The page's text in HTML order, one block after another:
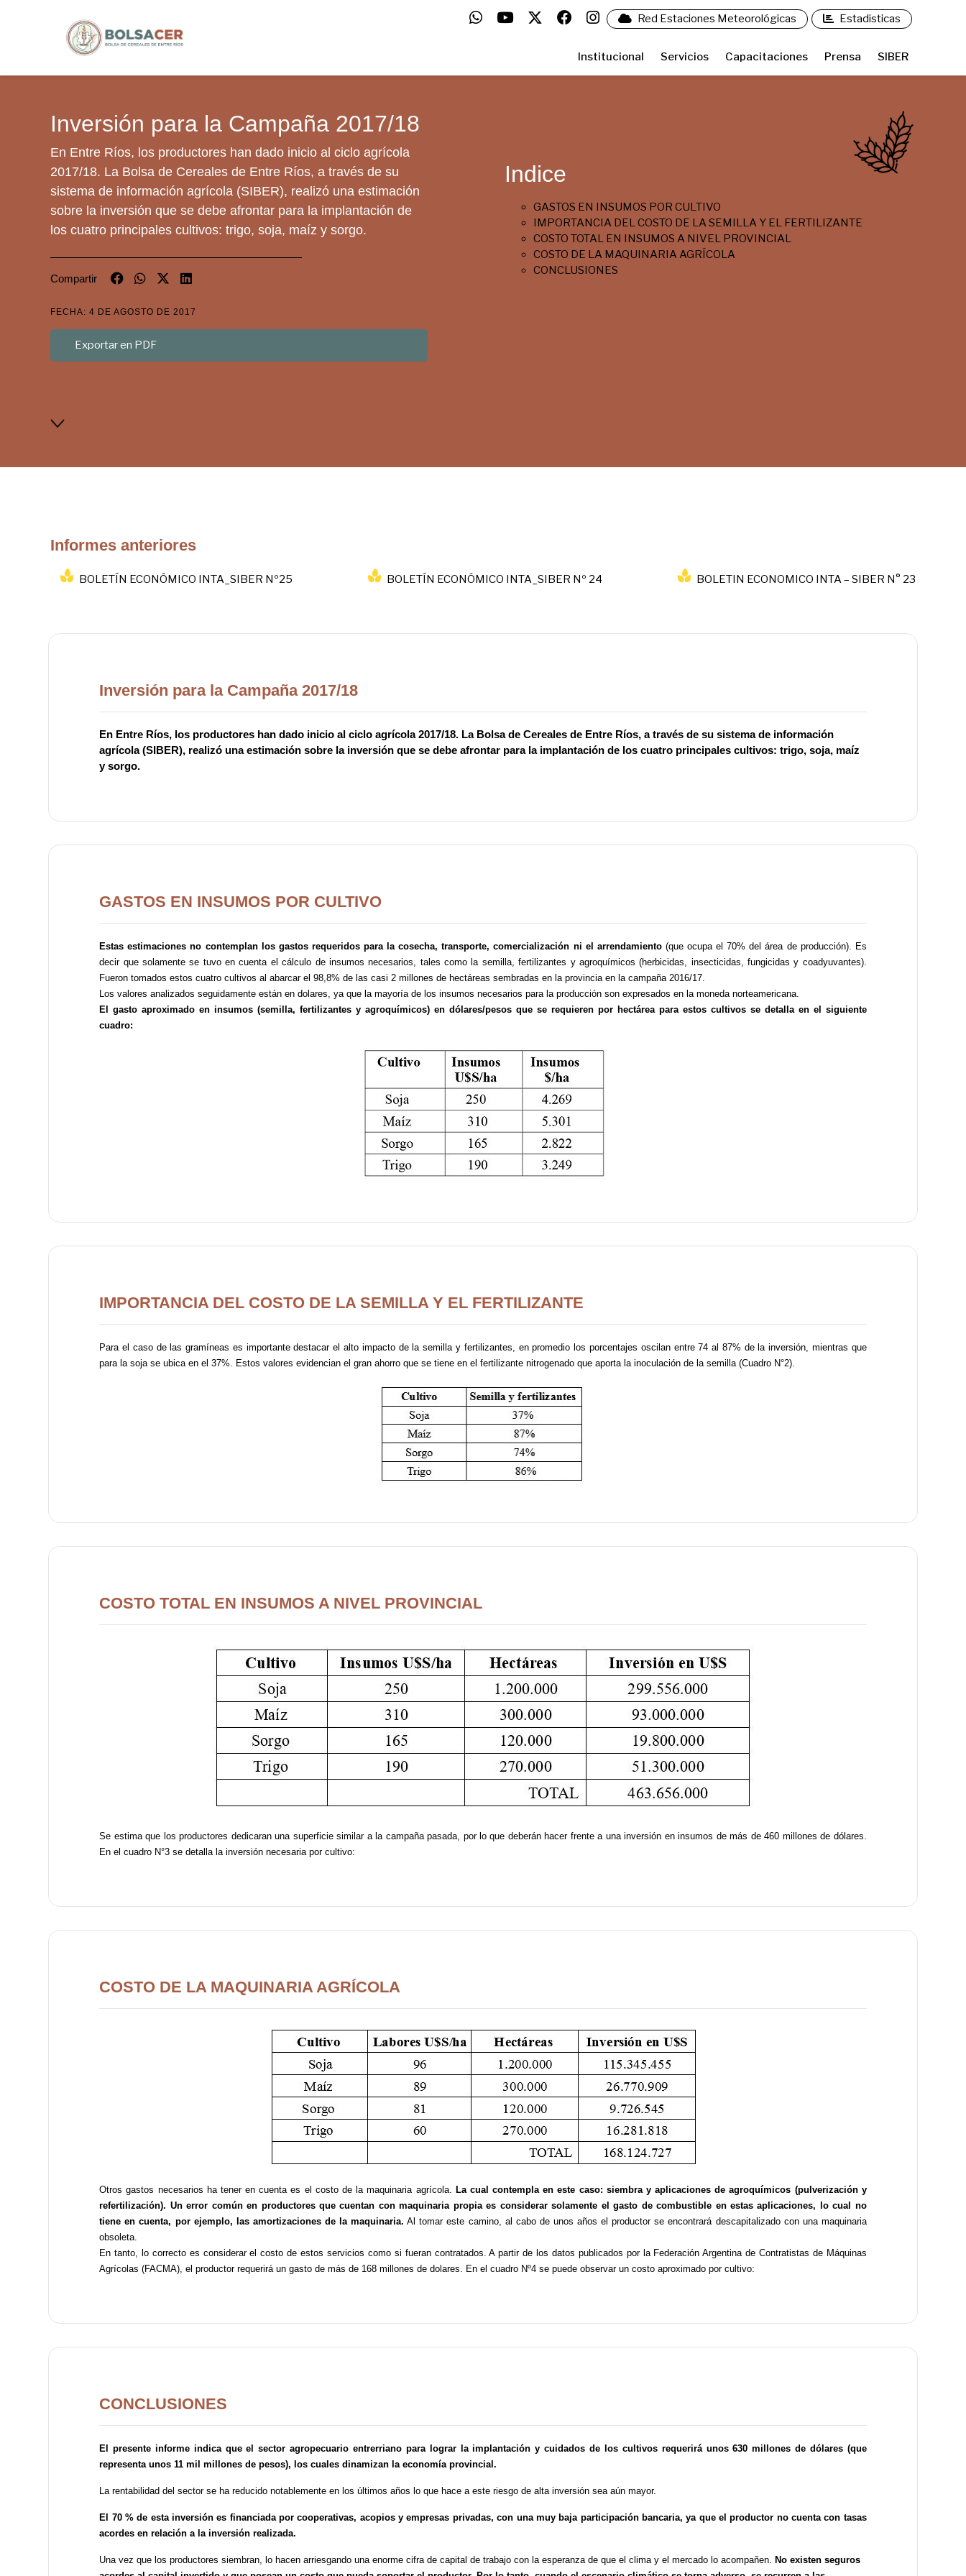
Institucional Servicios Capacitaciones Prensa SIBER
Red Estaciones Meteorológicas Estadisticas
Inversión para la Campaña 2017/18
En Entre Ríos, los productores han dado inicio al ciclo agrícola
2017/18. La Bolsa de Cereales de Entre Ríos, a través de su
sistema de información agrícola (SIBER), realizó una estimación
sobre la inversión que se debe afrontar para la implantación de
los cuatro principales cultivos: trigo, soja, maíz y sorgo.
Compartir
FECHA: 4 DE AGOSTO DE 2017
Exportar en PDF
Indice
GASTOS EN INSUMOS POR CULTIVO
IMPORTANCIA DEL COSTO DE LA SEMILLA Y EL FERTILIZANTE
COSTO TOTAL EN INSUMOS A NIVEL PROVINCIAL
COSTO DE LA MAQUINARIA AGRÍCOLA
CONCLUSIONES
Informes anteriores
BOLETÍN ECONÓMICO INTA_SIBER Nº25 BOLETÍN ECONÓMICO INTA_SIBER Nº 24 BOLETIN ECONOMICO INTA – SIBER N° 23
Inversión para la Campaña 2017/18
En Entre Ríos, los productores han dado inicio al ciclo agrícola 2017/18. La Bolsa de Cereales de Entre Ríos, a través de su sistema de información
agrícola (SIBER), realizó una estimación sobre la inversión que se debe afrontar para la implantación de los cuatro principales cultivos: trigo, soja, maíz
y sorgo.
GASTOS EN INSUMOS POR CULTIVO
Estas estimaciones no contemplan los gastos requeridos para la cosecha, transporte, comercialización ni el arrendamiento(que ocupa el 70% del área de producción). Es
decir que solamente se tuvo en cuenta el cálculo de insumos necesarios, tales como la semilla, fertilizantes y agroquímicos (herbicidas, insecticidas, fungicidas y coadyuvantes).
Fueron tomados estos cuatro cultivos al abarcar el 98,8% de las casi 2 millones de hectáreas sembradas en la provincia en la campaña 2016/17.
Los valores analizados seguidamente están en dolares, ya que la mayoría de los insumos necesarios para la producción son expresados en la moneda norteamericana.
El gasto aproximado en insumos (semilla, fertilizantes y agroquímicos) en dólares/pesos que se requieren por hectárea para estos cultivos se detalla en el siguiente
cuadro:
IMPORTANCIA DEL COSTO DE LA SEMILLA Y EL FERTILIZANTE
Para el caso de las gramíneas es importante destacar el alto impacto de la semilla y fertilizantes, en promedio los porcentajes oscilan entre 74 al 87% de la inversión, mientras que
para la soja se ubica en el 37%. Estos valores evidencian el gran ahorro que se tiene en el fertilizante nitrogenado que aporta la inoculación de la semilla (Cuadro N°2).
COSTO TOTAL EN INSUMOS A NIVEL PROVINCIAL
Se estima que los productores dedicaran una superficie similar a la campaña pasada, por lo que deberán hacer frente a una inversión en insumos de más de 460 millones de dólares.
En el cuadro N°3 se detalla la inversión necesaria por cultivo:
COSTO DE LA MAQUINARIA AGRÍCOLA
Otros gastos necesarios ha tener en cuenta es el costo de la maquinaria agrícola. La cual contempla en este caso: siembra y aplicaciones de agroquímicos (pulverización y
refertilización). Un error común en productores que cuentan con maquinaria propia es considerar solamente el gasto de combustible en estas aplicaciones, lo cual no
tiene en cuenta, por ejemplo, las amortizaciones de la maquinaria. Al tomar este camino, al cabo de unos años el productor se encontrará descapitalizado con una maquinaria
obsoleta.
En tanto, lo correcto es considerar el costo de estos servicios como si fueran contratados. A partir de los datos publicados por la Federación Argentina de Contratistas de Máquinas
Agrícolas (FACMA), el productor requerirá un gasto de más de 168 millones de dolares. En el cuadro Nº4 se puede observar un costo aproximado por cultivo:
CONCLUSIONES
El presente informe indica que el sector agropecuario entrerriano para lograr la implantación y cuidados de los cultivos requerirá unos 630 millones de dólares (que
representa unos 11 mil millones de pesos), los cuales dinamizan la economía provincial.
La rentabilidad del sector se ha reducido notablemente en los últimos años lo que hace a este riesgo de alta inversión sea aún mayor.
El 70 % de esta inversión es financiada por cooperativas, acopios y empresas privadas, con una muy baja participación bancaria, ya que el productor no cuenta con tasas
acordes en relación a la inversión realizada.
Una vez que los productores siembran, lo hacen arriesgando una enorme cifra de capital de trabajo con la esperanza de que el clima y el mercado lo acompañen. No existen seguros